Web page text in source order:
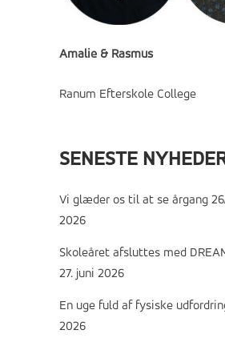
Amalie & Rasmus
Ranum Efterskole College
SENESTE
Vi glæder os til at se årgang
2026
Skoleåret afsluttes med
27. juni 2026
En uge fuld af fysiske
2026